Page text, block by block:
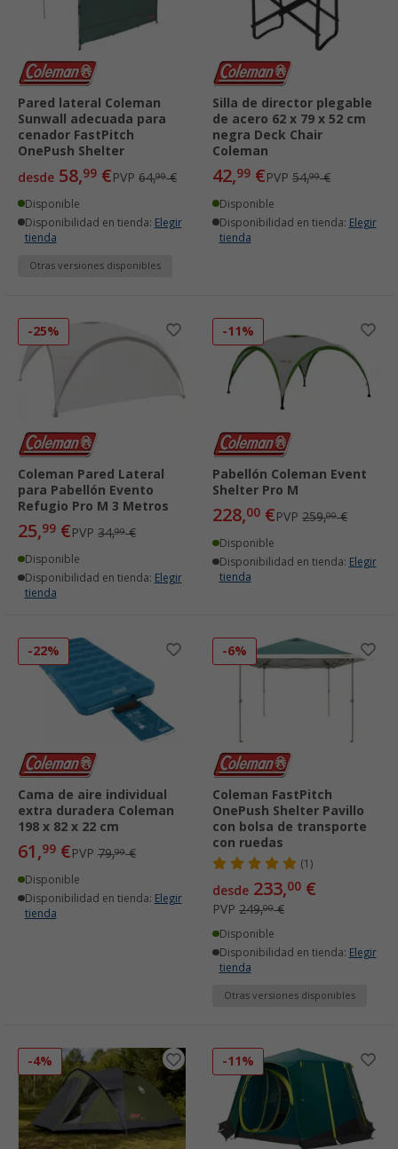
Pared lateral Coleman
Sunwall adecuada para
cenador FastPitch
OnePush Shelter
desde 58,99 €PVP 64,99€
Disponible
Disponibilidad en tienda: Elegir
tienda
Otras versiones disponibles
Silla de director plegable
de acero 62 x 79 x 52 cm
negra Deck Chair
Coleman
42,99 €PVP 54,99€
Disponible
Disponibilidad en tienda: Elegir
tienda
-25%
Coleman Pared Lateral
para Pabellón Evento
Refugio Pro M 3 Metros
25,99 €PVP 34,99€
Disponible
Disponibilidad en tienda: Elegir
tienda
-11%
Pabellón Coleman Event
Shelter Pro M
228,00 €PVP 259,00€
Disponible
Disponibilidad en tienda: Elegir
tienda
-22%
Cama de aire individual
extra duradera Coleman
198 x 82 x 22 cm
61,99 €PVP 79,99€
Disponible
Disponibilidad en tienda: Elegir
tienda
-6%
Coleman FastPitch
OnePush Shelter Pavillo
con bolsa de transporte
con ruedas
(1)
desde 233,00 €
PVP 249,00€
Disponible
Disponibilidad en tienda: Elegir
tienda
Otras versiones disponibles
-4% -11%